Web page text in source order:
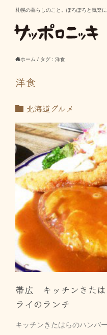
札幌の暮らしのこと。ぽろぽろと気楽
ホーム / タグ : 洋食
洋食
北海道グルメ
帯広 キッチンきたは
ライのランチ
キッチンきたはらのハンバ